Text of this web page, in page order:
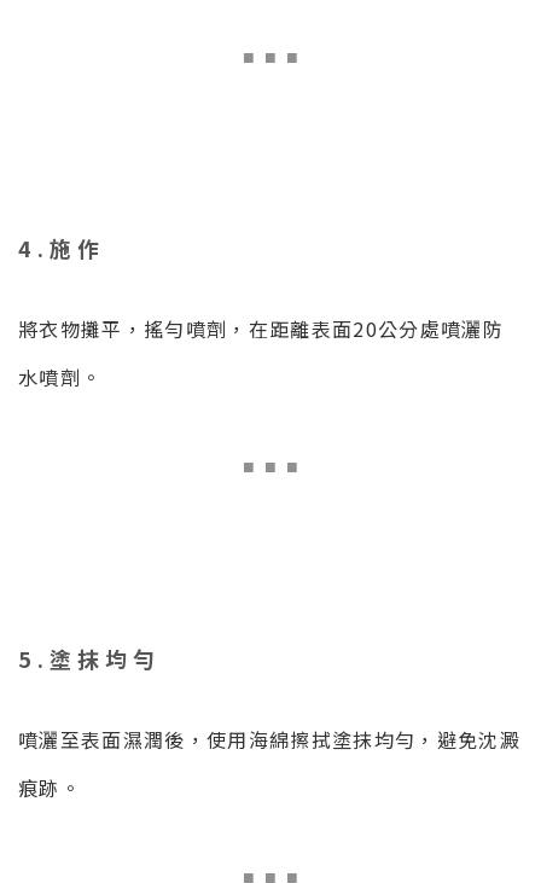
■ ■ ■
4.施作
將衣物攤平，搖勻噴劑，在距離表面20公分處噴灑防
水噴劑。
■ ■ ■
5.塗抹均勻
噴灑至表面濕潤後，使用海綿擦拭塗抹均勻，避免沈澱
痕跡。
■ ■ ■